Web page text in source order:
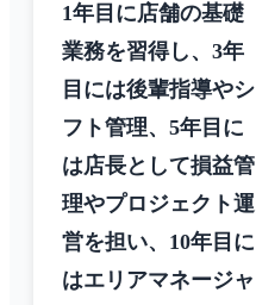
1年目に店舗の基礎
業務を習得し、3年
目には後輩指導やシ
フト管理、5年目に
は店長として損益管
理やプロジェクト運
営を担い、10年目に
はエリアマネージャ